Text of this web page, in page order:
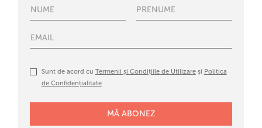
Sunt de acord cu Termenii și Condițiile de Utilizareși Politica
de Confidențialitate